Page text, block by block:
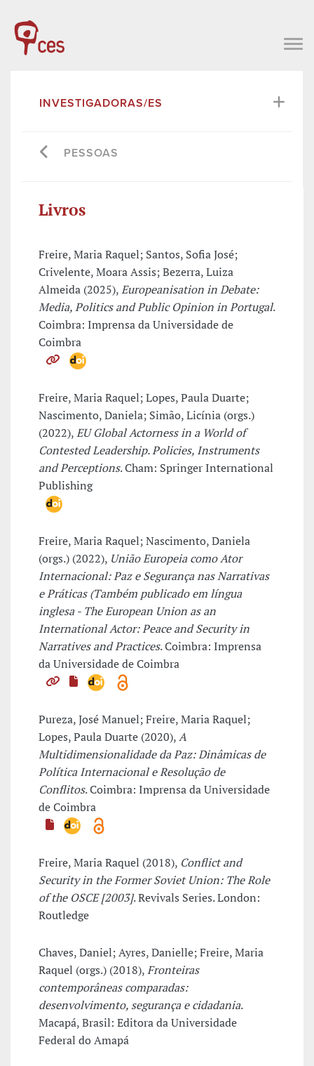
INVESTIGADORAS/ES
PESSOAS
Livros
Freire, Maria Raquel; Santos, Sofia José;
Crivelente, Moara Assis; Bezerra, Luiza
Almeida (2025),Europeanisation in Debate:
Media, Politics and Public Opinion in Portugal.
Coimbra: Imprensa da Universidade de
Coimbra
Freire, Maria Raquel; Lopes, Paula Duarte;
Nascimento, Daniela; Simão, Licínia (orgs.)
(2022),EU Global Actorness in a World of
Contested Leadership. Policies, Instruments
and Perceptions. Cham: Springer International
Publishing
Freire, Maria Raquel; Nascimento, Daniela
(orgs.) (2022), União Europeia como Ator
Internacional: Paz e Segurança nas Narrativas
e Práticas (Também publicado em língua
inglesa - The European Union as an
International Actor: Peace and Security in
Narratives and Practices. Coimbra: Imprensa
da Universidade de Coimbra
Pureza, José Manuel; Freire, Maria Raquel;
Lopes, Paula Duarte (2020),A
Multidimensionalidade da Paz: Dinâmicas de
Política Internacional e Resolução de
Conflitos. Coimbra: Imprensa da Universidade
de Coimbra
Freire, Maria Raquel (2018), Conflict and
Security in the Former Soviet Union: The Role
of the OSCE [2003]. Revivals Series. London:
Routledge
Chaves, Daniel; Ayres, Danielle; Freire, Maria
Raquel (orgs.) (2018),Fronteiras
contemporâneas comparadas:
desenvolvimento, segurança e cidadania.
Macapá, Brasil: Editora da Universidade
Federal do Amapá